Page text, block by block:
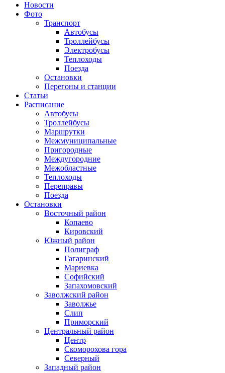
Новости
Фото
Транспорт
Автобусы
Троллейбусы
Электробусы
Теплоходы
Поезда
Остановки
Перегоны и станции
Статьи
Расписание
Автобусы
Троллейбусы
Маршрутки
Межмуниципальные
Пригородные
Междугородние
Межобластные
Теплоходы
Переправы
Поезда
Остановки
Восточный район
Копаево
Кировский
Южный район
Полиграф
Гагаринский
Мариевка
Софийский
Запахомовский
Заволжский район
Заволжье
Слип
Приморский
Центральный район
Центр
Скоморохова гора
Северный
Западный район